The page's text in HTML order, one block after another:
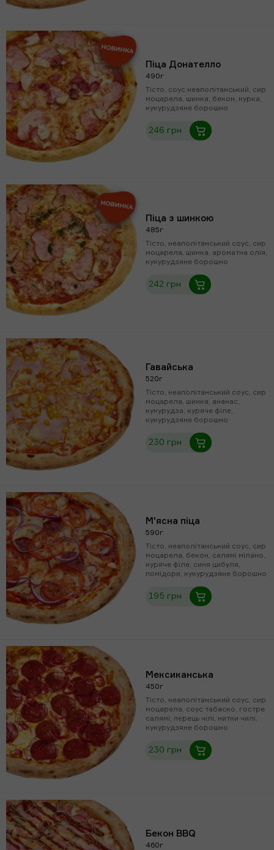
Піца Донателло
490г
Тісто, соус неаполітанський, сир
моцарела, шинка, бекон, курка,
кукурудзяне борошно
246 грн
Піца з шинкою
485г
Тісто, неаполітанський соус, сир
моцарела, шинка, ароматна олія,
кукурудзяне борошно
242 грн
Гавайська
520г
Тісто, неаполітанський соус, сир
моцарела, шинка, ананас,
кукурудза, куряче філе,
кукурудзяне борошно
230 грн
М'ясна піца
590г
Тісто, неаполітанський соус, сир
моцарела, бекон, салямі мілано,
куряче філе, синя цибуля,
помідори, кукурудзяне борошно
195 грн
Мексиканська
450г
Тісто, неаполітанський соус, сир
моцарела, соус табаско, гостре
салямі, перець чілі, нитки чилі,
кукурудзяне борошно
230 грн
Бекон BBQ
460г